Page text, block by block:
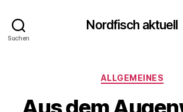
Suchen
Nordfisch aktuell
Kategorien
ALLGEMEINES